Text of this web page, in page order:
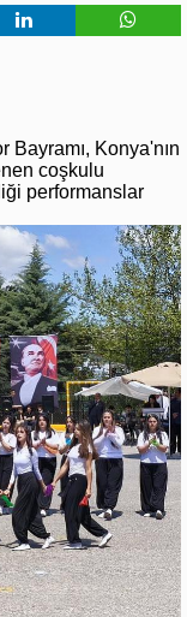
Bayramı, Konya'nın
coşkulu
performanslar